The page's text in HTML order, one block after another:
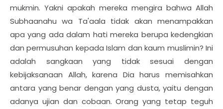
mukmin. Yakni apakah mereka mengira bahwa Allah
Subhaanahu wa Ta'aala tidak akan menampakkan
apa yang ada dalam hati mereka berupa kedengkian
dan permusuhan kepada Islam dan kaum muslimin? Ini
adalah sangkaan yang tidak sesuai dengan
kebijaksanaan Allah, karena Dia harus memisahkan
antara yang benar dengan yang dusta, yaitu dengan
adanya ujian dan cobaan. Orang yang tetap teguh